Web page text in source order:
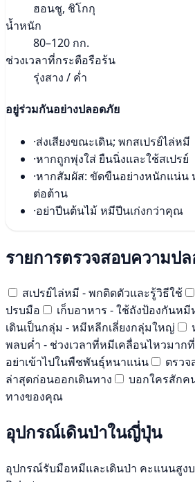
ฮอนชู, ชิโกกุ
น้ำหนัก
80–120 กก.
ช่วงเวลาที่กระตือรือร้น
รุ่งสาง / ค่ำ
อยู่ร่วมกันอย่างปลอดภัย
·ส่งเสียงขณะเดิน; พกสเปรย์ไล่หมี
·หากถูกพุ่งใส่ ยืนนิ่งและใช้สเปรย์
·หากสัมผัส: ขัดขืนอย่างหนักแน่น
ต่อต้าน
·อย่าปีนต้นไม้ หมีปีนเก่งกว่าคุณ
รายการตรวจสอบความป
สเปรย์ไล่หมี - พกติดตัวและรู้วิธีใช้
ปรบมือ
เก็บอาหาร - ใช้ถังป้องกันห
เดินเป็นกลุ่ม - หมีหลีกเลี่ยงกลุ่มใหญ่
พลบค่ำ - ช่วงเวลาที่หมีเคลื่อนไหวมาก
อย่าเข้าไปในพืชพันธุ์หนาแน่น
ตรว
ล่าสุดก่อนออกเดินทาง
บอกใครสักค
ทางของคุณ
อุปกรณ์เดินป่าในญี่ปุ่น
อุปกรณ์รับมือหมีและเดินป่า คะแนนสูง